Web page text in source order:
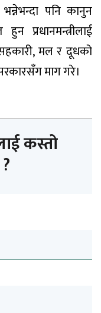
भन्नेभन्दा पनि कानुन
प्रधानमन्त्रीलाई
मल र दूधको
माग गरे।
कस्तो